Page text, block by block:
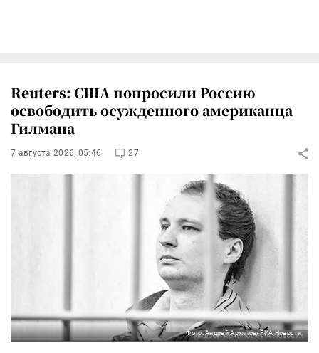
Reuters: США попросили Россию
освободить осужденного американца
Гилмана
7 августа 2026, 05:46 27
Фото: Андрей Архипов/РИА Новости